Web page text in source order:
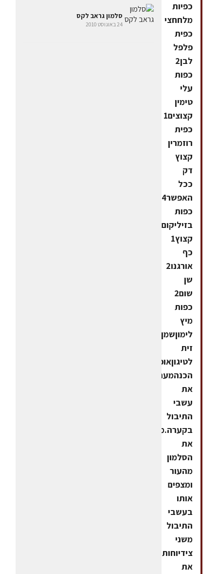
כפיות
מלחחצי
כפית
פלפל
לבן2
כפות
עלי
טימין
קצוצים1
כפית
רוזמרין
קצוץ
דק
ככל
האפשר4
כפות
בזיליקום
קצוץ1
כף
אורגנו2
שן
שום2
כפות
מיץ
לימוןשמן
זית
לטיגוןאופן
הכנהמערבבים
את
עשבי
התיבול
בקערה.מנקים
את
הסלמון
מהעור
ומצפים
אותו
בעשבי
התיבול
משני
צידיוחותכים
את
סלמון גראב לקס
24 באוגוסט 2010